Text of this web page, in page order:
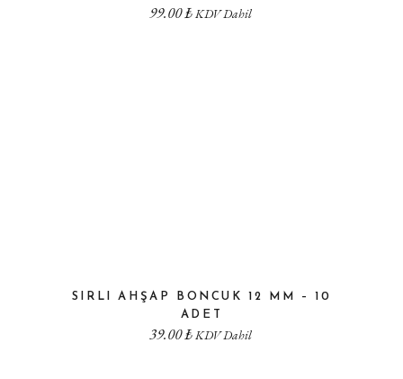
99.00₺KDV Dahil
SIRLI AHŞAP BONCUK 12 MM – 10
ADET
39.00₺KDV Dahil